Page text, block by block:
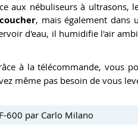
aux nébuliseurs à ultrasons,
, mais également dans
d'eau, il humidifie l'air
à la télécommande, vous
même pas besoin de vous
600 par Carlo Milano